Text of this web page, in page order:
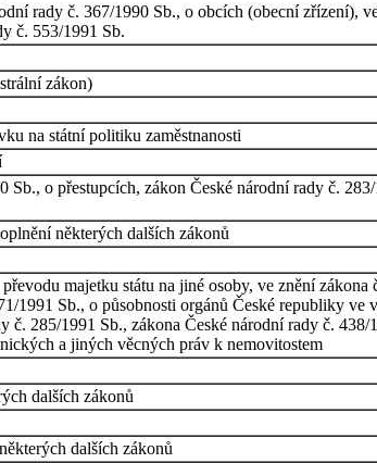
rady č. 367/1990 Sb., o obcích (obecní zřízení),
č. 553/1991 Sb.
zákon)
na státní politiku zaměstnanosti
o přestupcích, zákon České národní rady č.
některých dalších zákonů
majetku státu na jiné osoby, ve znění
1991 Sb., o působnosti orgánů České republiky ve
285/1991 Sb., zákona České národní rady č.
a jiných věcných práv k nemovitostem
dalších zákonů
dalších zákonů